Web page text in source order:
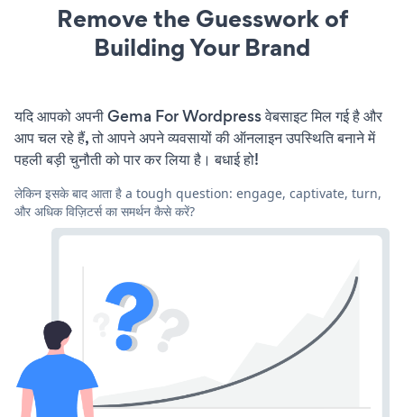
Remove the Guesswork of
Building Your Brand
यदि आपको अपनी Gema For Wordpress वेबसाइट मिल गई है और
आप चल रहे हैं, तो आपने अपने व्यवसायों की ऑनलाइन उपस्थिति बनाने में
पहली बड़ी चुनौती को पार कर लिया है। बधाई हो!
लेकिन इसके बाद आता है a tough question: engage, captivate, turn,
और अधिक विज़िटर्स का समर्थन कैसे करें?